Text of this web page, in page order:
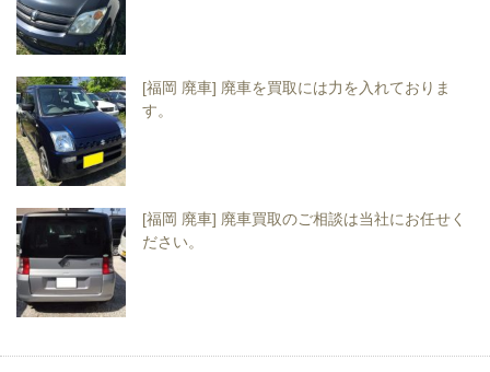
[福岡 廃車] 廃車を買取には力を入れておりま
す。
[福岡 廃車] 廃車買取のご相談は当社にお任せく
ださい。